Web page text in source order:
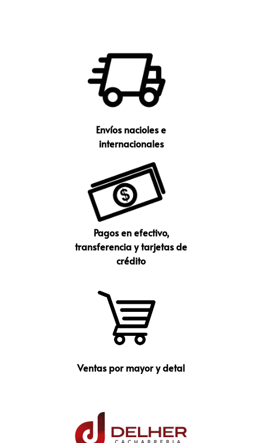
Envíos nacioles e
internacionales
Pagos en efectivo,
transferencia y tarjetas de
crédito
Ventas por mayor y detal